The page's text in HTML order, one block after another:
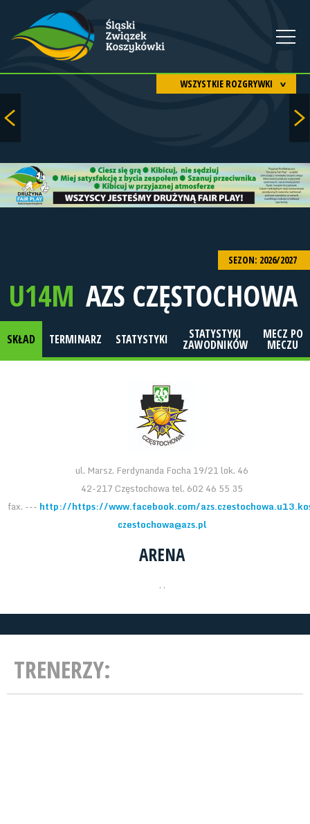
WSZYSTKIE ROZGRYWKI
SEZON: 2026/2027
U14M AZS CZĘSTOCHOWA
SKŁAD TERMINARZ STATYSTYKI STATYSTYKI
ZAWODNIKÓW
MECZ PO
MECZU
ul. Marsz. Ferdynanda Focha 19/21 lok. 46
42-217 Częstochowa tel. 602 46 55 35
fax. --- http://https://www.facebook.com/
czestochowa@azs.pl
ARENA
, ,
TRENERZY: